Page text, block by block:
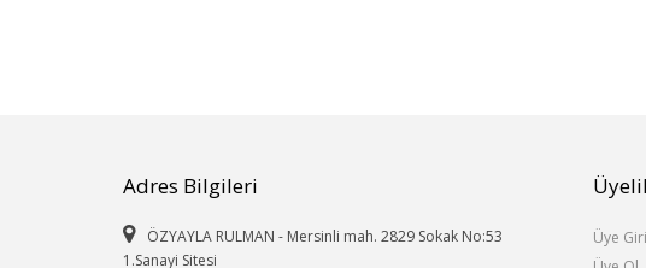
Adres Bilgileri
ÖZYAYLA RULMAN - Mersinli mah. 2829 Sokak No:53
1.Sanayi Sitesi
Üye